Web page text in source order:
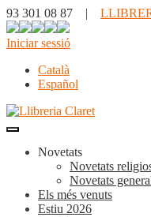
93 301 08 87 |
Iniciar sessió
Català
Español
Novetats
Novetats
Novetats
Els més venuts
Estiu 2026